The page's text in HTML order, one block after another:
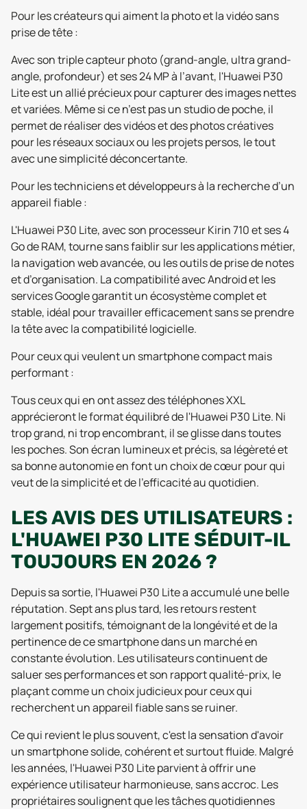
Pour les créateurs qui aiment la photo et la vidéo sans
prise de tête :
Avec son triple capteur photo (grand-angle, ultra grand-
angle, profondeur) et ses 24 MP à l’avant, l'Huawei P30
Lite est un allié précieux pour capturer des images nettes
et variées. Même si ce n’est pas un studio de poche, il
permet de réaliser des vidéos et des photos créatives
pour les réseaux sociaux ou les projets persos, le tout
avec une simplicité déconcertante.
Pour les techniciens et développeurs à la recherche d’un
appareil fiable :
L'Huawei P30 Lite, avec son processeur Kirin 710 et ses 4
Go de RAM, tourne sans faiblir sur les applications métier,
la navigation web avancée, ou les outils de prise de notes
et d’organisation. La compatibilité avec Android et les
services Google garantit un écosystème complet et
stable, idéal pour travailler efficacement sans se prendre
la tête avec la compatibilité logicielle.
Pour ceux qui veulent un smartphone compact mais
performant :
Tous ceux qui en ont assez des téléphones XXL
apprécieront le format équilibré de l'Huawei P30 Lite. Ni
trop grand, ni trop encombrant, il se glisse dans toutes
les poches. Son écran lumineux et précis, sa légèreté et
sa bonne autonomie en font un choix de cœur pour qui
veut de la simplicité et de l’efficacité au quotidien.
LES AVIS DES UTILISATEURS :
L'HUAWEI P30 LITE SÉDUIT-IL
TOUJOURS EN 2026 ?
Depuis sa sortie, l'Huawei P30 Lite a accumulé une belle
réputation. Sept ans plus tard, les retours restent
largement positifs, témoignant de la longévité et de la
pertinence de ce smartphone dans un marché en
constante évolution. Les utilisateurs continuent de
saluer ses performances et son rapport qualité-prix, le
plaçant comme un choix judicieux pour ceux qui
recherchent un appareil fiable sans se ruiner.
Ce qui revient le plus souvent, c'est la sensation d'avoir
un smartphone solide, cohérent et surtout fluide. Malgré
les années, l'Huawei P30 Lite parvient à offrir une
expérience utilisateur harmonieuse, sans accroc. Les
propriétaires soulignent que les tâches quotidiennes